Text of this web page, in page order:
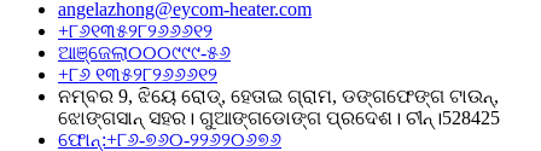
angelazhong@eycom-heater.com
+୮୬୧୩୫୨୮୨୬୬୬୧୨
ଆଞ୍ଜେଲା୦୦୦୯୯୯-୫୬
+୮୬ ୧୩୫୨୮୨୬୬୬୧୨
ନମ୍ବର 9, ଝିୟେ ରୋଡ୍, ହେତାଇ ଗ୍ରାମ, ଡଙ୍ଗଫେଙ୍ଗ ଟାଉନ୍,
ଝୋଙ୍ଗସାନ୍ ସହର। ଗୁଆଙ୍ଗଡୋଙ୍ଗ ପ୍ରଦେଶ। ଚୀନ୍।528425
ଫୋନ୍:+୮୬-୭୬୦-୨୨୬୨୦୬୭୬